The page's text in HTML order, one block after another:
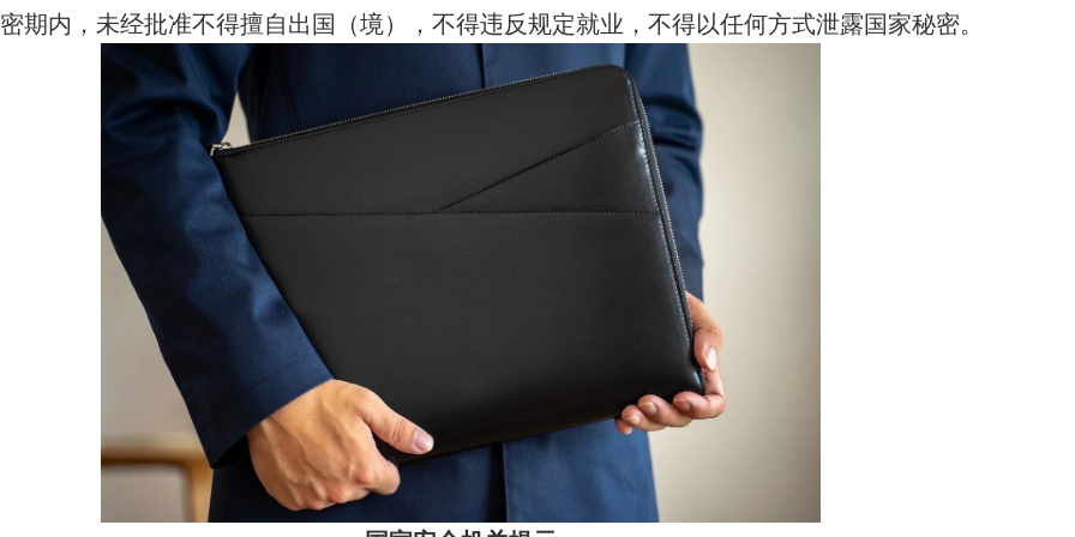
期内，未经批准不得擅自出国（境），不得违反规定就业，不得以任何方式泄露国家秘密。